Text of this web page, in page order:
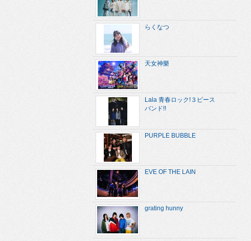
らくなつ
天女神樂
Lala 青春ロック!３ピース
バンド!!
PURPLE BUBBLE
EVE OF THE LAIN
grating hunny